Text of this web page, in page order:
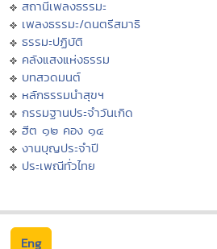
สถานีเพลงธรรมะ
เพลงธรรมะ/ดนตรีสมาธิ
ธรรมะปฏิบัติ
คลังแสงแห่งธรรม
บทสวดมนต์
หลักธรรมนำสุขฯ
กรรมฐานประจำวันเกิด
ฮีต ๑๒ คอง ๑๔
งานบุญประจำปี
ประเพณีทั่วไทย
Eng